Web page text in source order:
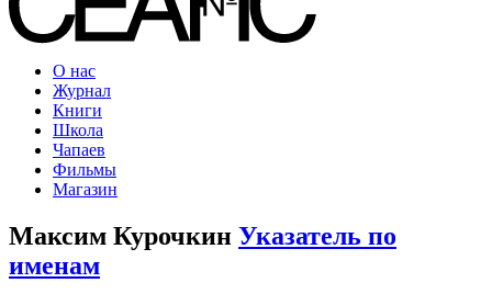
О нас
Журнал
Книги
Школа
Чапаев
Фильмы
Магазин
Максим Курочкин Указатель по
именам